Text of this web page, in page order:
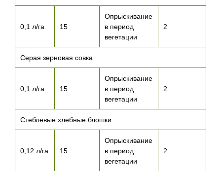
0,1 л/га 15
Опрыскивание
в период
вегетации
2
Серая зерновая совка
0,1 л/га 15
Опрыскивание
в период
вегетации
2
Стеблевые хлебные блошки
0,12 л/га 15
Опрыскивание
в период
вегетации
2